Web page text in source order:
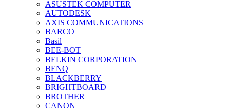
ASUSTEK COMPUTER
AUTODESK
AXIS COMMUNICATIONS
BARCO
Basil
BEE-BOT
BELKIN CORPORATION
BENQ
BLACKBERRY
BRIGHTBOARD
BROTHER
CANON